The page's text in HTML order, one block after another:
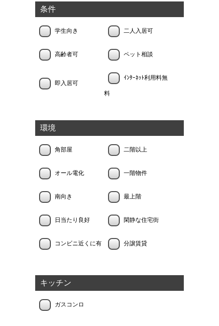
条件
学生向き 二人入居可
高齢者可 ペット相談
即入居可
ｲﾝﾀｰﾈｯﾄ利用料無
料
環境
角部屋 二階以上
オール電化 一階物件
南向き 最上階
日当たり良好 閑静な住宅街
コンビニ近くに有 分譲賃貸
キッチン
ガスコンロ